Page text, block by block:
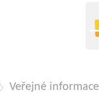
Veřejné informace